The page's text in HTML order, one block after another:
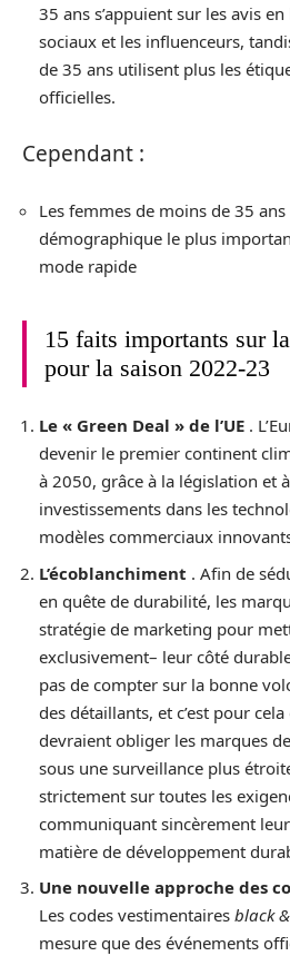
35 ans s’appuient sur les avis
sociaux et les influenceurs,
de 35 ans utilisent plus les
officielles.
Cependant :
Les femmes de moins de 35
démographique le plus
mode rapide
15 faits importants sur
pour la saison 2022-23
Le « Green Deal » de l’UE .
devenir le premier continent
à 2050, grâce à la législation et
investissements dans les
modèles commerciaux
L’écoblanchiment . Afin de
en quête de durabilité, les
stratégie de marketing pour
exclusivement– leur côté
pas de compter sur la bonne
des détaillants, et c’est pour
devraient obliger les marques
sous une surveillance plus
strictement sur toutes les
communiquant sincèrement
matière de développement
Une nouvelle approche des
Les codes vestimentaires black
mesure que des événements